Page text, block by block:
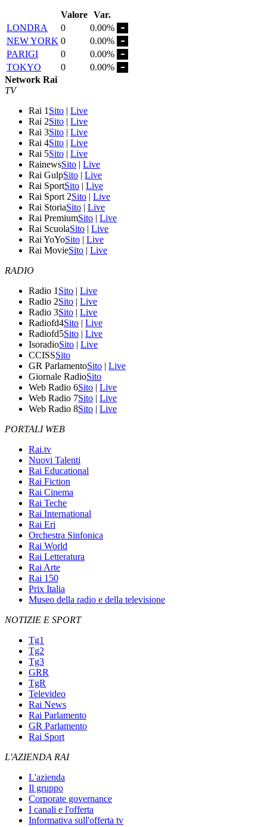
Valore Var.
LONDRA
0
0.00%
NEW YORK 0
0.00%
PARIGI
0
0.00%
TOKYO
0
0.00%
Network Rai
TV
Rai 1 Sito | Live
Rai 2Sito | Live
Rai 3Sito | Live
Rai 4Sito | Live
Rai 5Sito | Live
RainewsSito | Live
Rai GulpSito | Live
Rai SportSito | Live
Rai Sport 2Sito | Live
Rai StoriaSito | Live
Rai PremiumSito | Live
Rai ScuolaSito | Live
Rai YoYoSito | Live
Rai MovieSito | Live
RADIO
Radio 1 Sito | Live
Radio 2Sito | Live
Radio 3Sito | Live
Radiofd4Sito | Live
Radiofd5Sito | Live
IsoradioSito | Live
CCISSSito
GR ParlamentoSito | Live
Giornale RadioSito
Web Radio 6Sito | Live
Web Radio 7Sito | Live
Web Radio 8Sito | Live
PORTALI WEB
Rai.tv
Nuovi Talenti
Rai Educational
Rai Fiction
Rai Cinema
Rai Teche
Rai International
Rai Eri
Orchestra Sinfonica
Rai World
Rai Letteratura
Rai Arte
Rai 150
Prix Italia
Museo della radio e della televisione
NOTIZIE E SPORT
Tg1
Tg2
Tg3
GRR
TgR
Televideo
Rai News
Rai Parlamento
GR Parlamento
Rai Sport
L'AZIENDA RAI
L'azienda
Il gruppo
Corporate governance
I canali e l'offerta
Informativa sull'offerta tv